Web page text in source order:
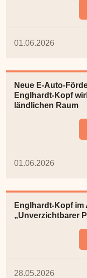
01.06.2026
Neue E-Auto-
Englhardt-Kopf
ländlichen Raum
01.06.2026
Englhardt-Kopf
„Unverzichtbarer
28.05.2026